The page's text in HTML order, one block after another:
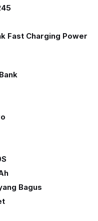
Fast Charging Power
Bagus